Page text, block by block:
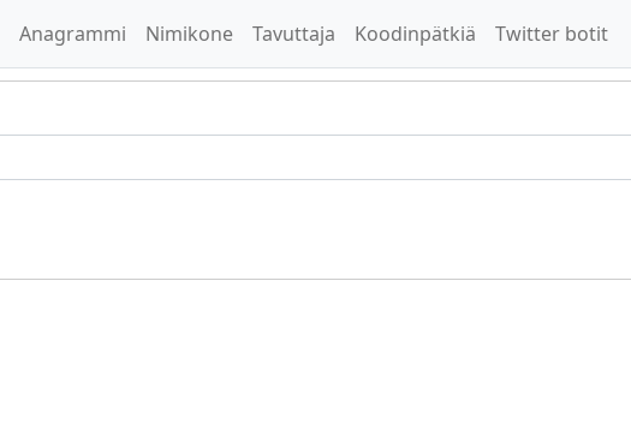
Anagrammi Nimikone Tavuttaja Koodinpätkiä Twitter botit